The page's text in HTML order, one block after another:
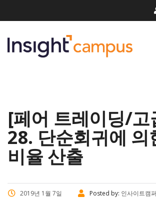
[페어 트레이딩/고
28. 단순회귀에 의
비율 산출
2019년 1월 7일 Posted by: 인사이트캠